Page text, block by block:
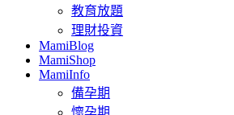
教育放題
理財投資
MamiBlog
MamiShop
MamiInfo
備孕期